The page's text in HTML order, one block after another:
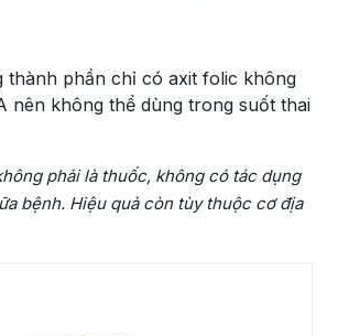
thành phần chỉ có axit folic không
nên không thể dùng trong suốt thai
phải là thuốc, không có tác dụng
bệnh. Hiệu quả còn tùy thuộc cơ địa